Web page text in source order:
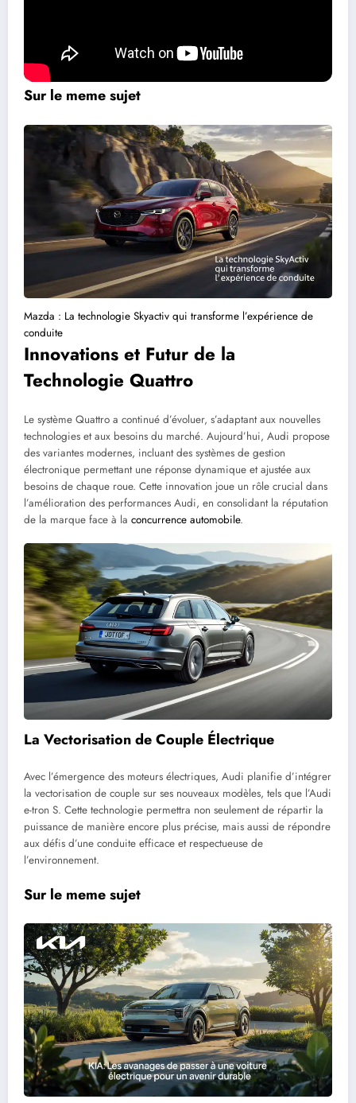
renforcer cette gamme, établissant Audi comme un leader dans le
segment des voitures sportives.
Sur le meme sujet
Mazda : La technologie Skyactiv qui transforme l’expérience de
conduite
Innovations et Futur de la
Technologie Quattro
Le système Quattro a continué d’évoluer, s’adaptant aux nouvelles
technologies et aux besoins du marché. Aujourd’hui, Audi propose
des variantes modernes, incluant des systèmes de gestion
électronique permettant une réponse dynamique et ajustée aux
besoins de chaque roue. Cette innovation joue un rôle crucial dans
l’amélioration des performances Audi, en consolidant la réputation
de la marque face à la concurrence automobile.
La Vectorisation de Couple Électrique
Avec l’émergence des moteurs électriques, Audi planifie d’intégrer
la vectorisation de couple sur ses nouveaux modèles, tels que l’Audi
e-tron S. Cette technologie permettra non seulement de répartir la
puissance de manière encore plus précise, mais aussi de répondre
aux défis d’une conduite efficace et respectueuse de
l’environnement.
Sur le meme sujet